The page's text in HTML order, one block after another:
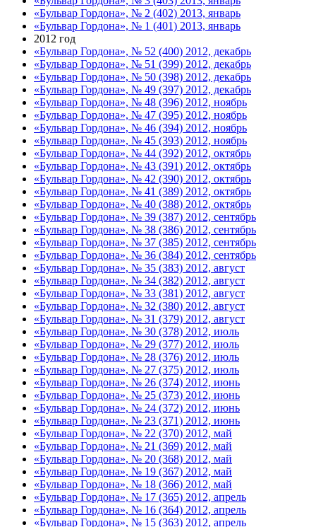
«Бульвар Гордона», № 2 (402) 2013, январь
«Бульвар Гордона», № 1 (401) 2013, январь
2012 год
«Бульвар Гордона», № 52 (400) 2012, декабрь
«Бульвар Гордона», № 51 (399) 2012, декабрь
«Бульвар Гордона», № 50 (398) 2012, декабрь
«Бульвар Гордона», № 49 (397) 2012, декабрь
«Бульвар Гордона», № 48 (396) 2012, ноябрь
«Бульвар Гордона», № 47 (395) 2012, ноябрь
«Бульвар Гордона», № 46 (394) 2012, ноябрь
«Бульвар Гордона», № 45 (393) 2012, ноябрь
«Бульвар Гордона», № 44 (392) 2012, октябрь
«Бульвар Гордона», № 43 (391) 2012, октябрь
«Бульвар Гордона», № 42 (390) 2012, октябрь
«Бульвар Гордона», № 41 (389) 2012, октябрь
«Бульвар Гордона», № 40 (388) 2012, октябрь
«Бульвар Гордона», № 39 (387) 2012, сентябрь
«Бульвар Гордона», № 38 (386) 2012, сентябрь
«Бульвар Гордона», № 37 (385) 2012, сентябрь
«Бульвар Гордона», № 36 (384) 2012, сентябрь
«Бульвар Гордона», № 35 (383) 2012, август
«Бульвар Гордона», № 34 (382) 2012, август
«Бульвар Гордона», № 33 (381) 2012, август
«Бульвар Гордона», № 32 (380) 2012, август
«Бульвар Гордона», № 31 (379) 2012, август
«Бульвар Гордона», № 30 (378) 2012, июль
«Бульвар Гордона», № 29 (377) 2012, июль
«Бульвар Гордона», № 28 (376) 2012, июль
«Бульвар Гордона», № 27 (375) 2012, июль
«Бульвар Гордона», № 26 (374) 2012, июнь
«Бульвар Гордона», № 25 (373) 2012, июнь
«Бульвар Гордона», № 24 (372) 2012, июнь
«Бульвар Гордона», № 23 (371) 2012, июнь
«Бульвар Гордона», № 22 (370) 2012, май
«Бульвар Гордона», № 21 (369) 2012, май
«Бульвар Гордона», № 20 (368) 2012, май
«Бульвар Гордона», № 19 (367) 2012, май
«Бульвар Гордона», № 18 (366) 2012, май
«Бульвар Гордона», № 17 (365) 2012, апрель
«Бульвар Гордона», № 16 (364) 2012, апрель
«Бульвар Гордона», № 15 (363) 2012, апрель